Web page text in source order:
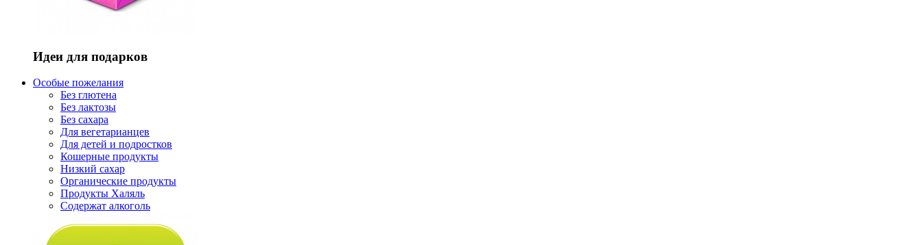
Идеи для подарков
Особые пожелания
Без глютена
Без лактозы
Без сахара
Для вегетарианцев
Для детей и подростков
Кошерные продукты
Низкий сахар
Органические продукты
Продукты Халяль
Содержат алкоголь